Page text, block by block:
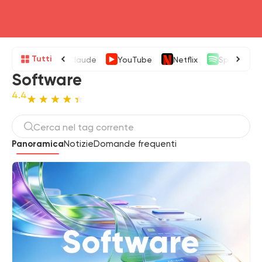
Tutti Claude YouTube Netflix Spotify
Software
4.4
PanoramicaNotizieDomande frequenti